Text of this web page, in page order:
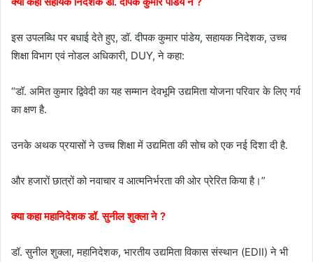
इस उपलब्धि पर बधाई देते हुए, डॉ. दीपक कुमार पांडेय, सहायक निदेशक, उच्च
शिक्षा विभाग एवं नोडल अधिकारी, DUY, ने कहा:
“डॉ. अमित कुमार द्विवेदी का यह सम्मान देवभूमि उद्यमिता योजना परिवार के लिए गर्व
का क्षण है.
उनके अथक प्रयासों ने उच्च शिक्षा में उद्यमिता की सोच को एक नई दिशा दी है.
और हजारों छात्रों को नवाचार व आत्मनिर्भरता की ओर प्रेरित किया है।”
क्या कहा महानिदेशक डॉ. सुनील शुक्ला ने ?
डॉ. सुनील शुक्ला, महानिदेशक, भारतीय उद्यमिता विकास संस्थान (EDII) ने भी